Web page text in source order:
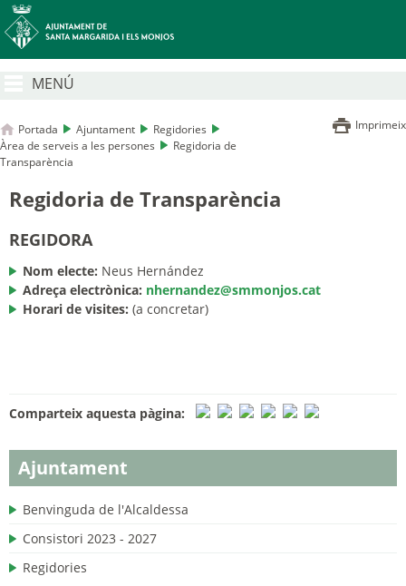
MENÚ
Portada Ajuntament
Regidories
Àrea de serveis a les persones
Regidoria de
Transparència
Imprimeix
Ajuntament
Benvinguda de l'Alcaldessa
Consistori 2023 - 2027
Regidories
Regidoria de Transparència
REGIDORA
Nom electe: Neus Hernández
Adreça electrònica: nhernandez@smmonjos.cat
Horari de visites: (a concretar)
Comparteix aquesta pàgina: